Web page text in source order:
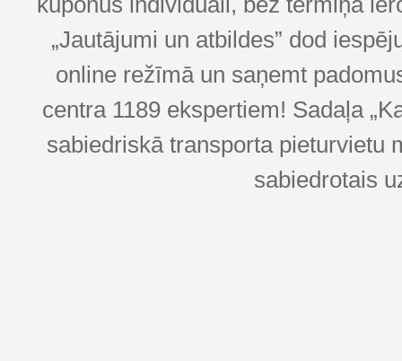
„Jautājumi un atbildes” dod
online režīmā un saņemt
centra 1189 ekspertiem! Sadaļa
sabiedriskā transporta pieturvietu
sabiedrotais